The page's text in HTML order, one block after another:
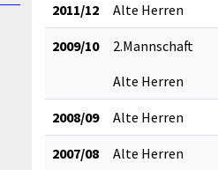
2011/12 Alte Herren
2009/10 2.Mannschaft
Alte Herren
2008/09 Alte Herren
2007/08 Alte Herren